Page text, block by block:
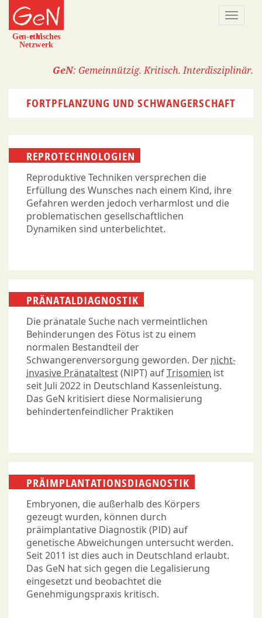
Direkt
zum
Inhalt
GeN: Gemeinnützig. Kritisch. Interdisziplinär.
FORTPFLANZUNG UND SCHWANGERSCHAFT
REPROTECHNOLOGIEN
Reproduktive Techniken versprechen die
Erfüllung des Wunsches nach einem Kind, ihre
Gefahren werden jedoch verharmlost und die
problematischen gesellschaftlichen
Dynamiken sind unterbelichtet.
PRÄNATALDIAGNOSTIK
Die pränatale Suche nach vermeintlichen
Behinderungen des Fötus ist zu einem
normalen Bestandteil der
Schwangerenversorgung geworden. Der nicht-
invasive Pränataltest(NIPT) aufTrisomien ist
seit Juli 2022 in Deutschland Kassenleistung.
Das GeN kritisiert diese Normalisierung
behindertenfeindlicher Praktiken
PRÄIMPLANTATIONSDIAGNOSTIK
Embryonen, die außerhalb des Körpers
gezeugt wurden, können durch
präimplantative Diagnostik (PID) auf
genetische Abweichungen untersucht werden.
Seit 2011 ist dies auch in Deutschland erlaubt.
Das GeN hat sich gegen die Legalisierung
eingesetzt und beobachtet die
Genehmigungspraxis kritisch.